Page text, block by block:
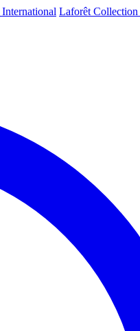
International Laforêt Collection